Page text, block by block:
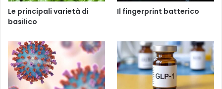
Le principali varietà di
basilico
Il fingerprint batterico